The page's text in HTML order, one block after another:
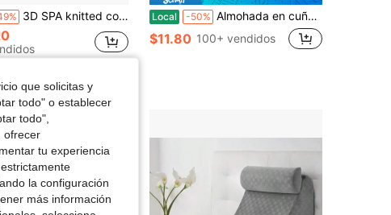
3D SPA knitted cotton neck pillow, 1/2pcs couple honeycomb king size. Adjustable ergonomic contour, premium core, removable hypoallergenic down-alternative liner. Soft fabric eases neck strain, ideal bedroom decor, Mother's Day & spring home gift. Local -50% Almohada en cuña para cama - Relleno para espacio entre cama y cabecera Cuña de colchón para cerrar la brecha de 0-7" entre la cabecera y el colchón o la pared para respaldar mientras duermes, almohada en cuña con patrón hexagonal
$11.80 100+ vendidos
que solicitas y
todo" o establecer
todo",
ofrecer
tu experiencia
la configuración
más información